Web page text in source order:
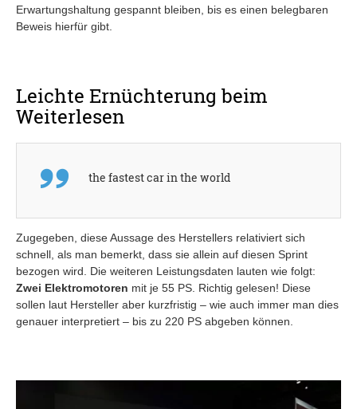
Erwartungshaltung gespannt bleiben, bis es einen belegbaren
Beweis hierfür gibt.
Leichte Ernüchterung beim
Weiterlesen
the fastest car in the world
Zugegeben, diese Aussage des Herstellers relativiert sich
schnell, als man bemerkt, dass sie allein auf diesen Sprint
bezogen wird. Die weiteren Leistungsdaten lauten wie folgt:
Zwei Elektromotoren mit je 55 PS. Richtig gelesen! Diese
sollen laut Hersteller aber kurzfristig – wie auch immer man dies
genauer interpretiert – bis zu 220 PS abgeben können.